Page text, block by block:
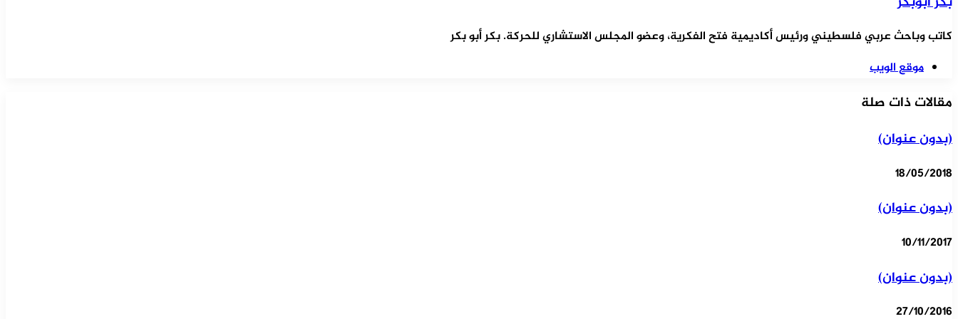
كاتب وباحث عربي فلسطيني ورئيس أكاديمية فتح الفكرية، وعضو المجلس الاستشاري للحركة. بكر أبو بكر
موقع الويب
مقالات ذات صلة
(بدون عنوان)
18/05/2018
(بدون عنوان)
10/11/2017
(بدون عنوان)
27/10/2016